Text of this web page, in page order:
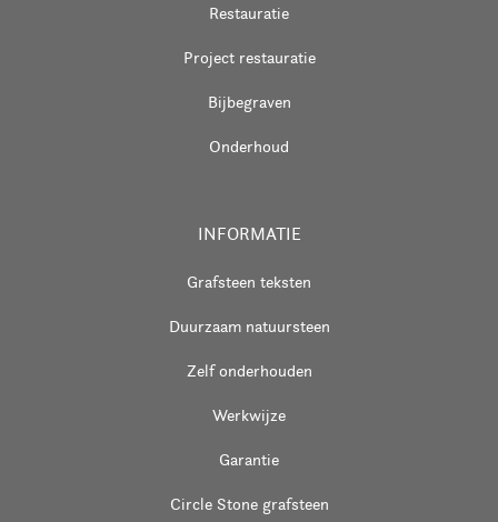
Restauratie
Project restauratie
Bijbegraven
Onderhoud
INFORMATIE
Grafsteen teksten
Duurzaam natuursteen
Zelf onderhouden
Werkwijze
Garantie
Circle Stone grafsteen